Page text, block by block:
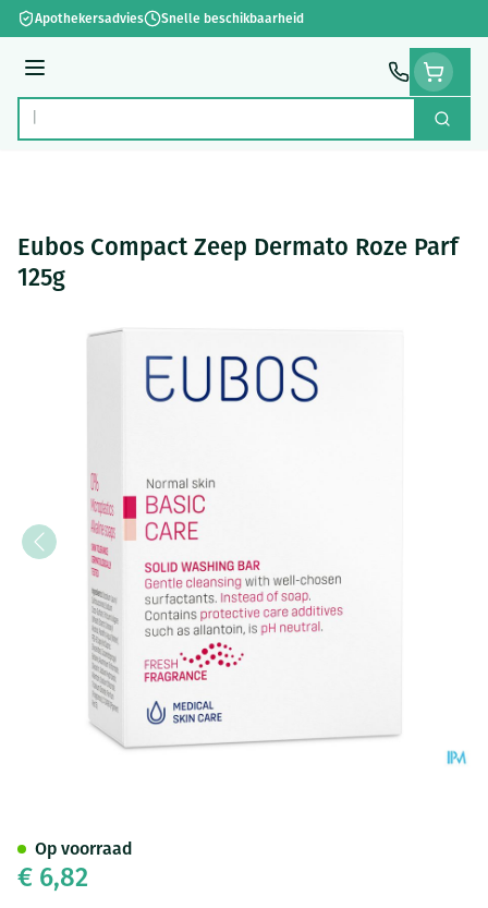
Ga naar de inhoud
Apothekersadvies Snelle beschikbaarheid
Menu
Product, merk, categorie... Zoek
Eubos Compact Zeep Dermato Roze Parf
125g
€ 6,82
Op voorraad